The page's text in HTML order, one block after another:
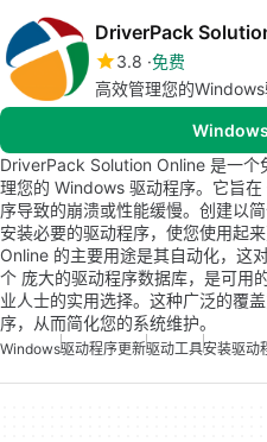
DriverPack
3.8 免费
高效管理您的
DriverPack Solution Online 是一个
理您的 Windows 驱动程序。它旨
序导致的崩溃或性能缓慢。创建以
安装必要的驱动程序，使您使用起
Online 的主要用途是其自动化，这
个 庞大的驱动程序数据库，是可用
业人士的实用选择。这种广泛的覆
序，从而简化您的系统维护。
Windows驱动程序更新驱动工具安装驱动